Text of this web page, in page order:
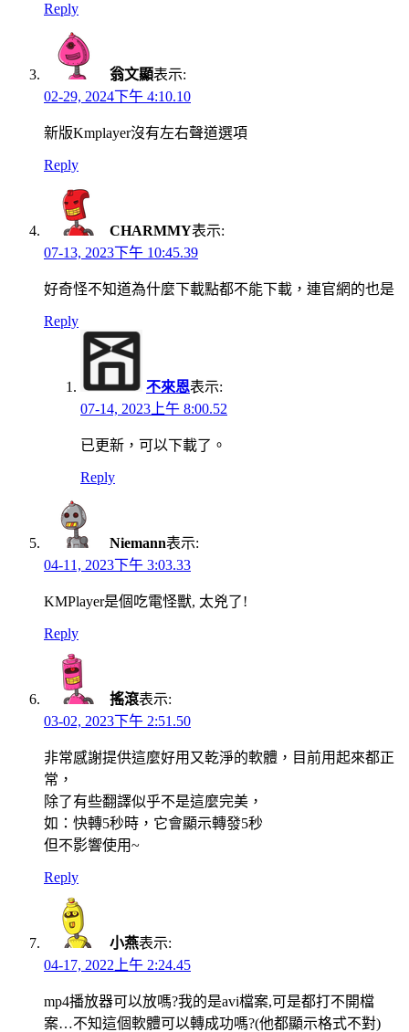
Reply
翁文顯表示:
02-29, 2024下午 4:10.10
新版Kmplayer沒有左右聲道選項
Reply
CHARMMY表示:
07-13, 2023下午 10:45.39
好奇怪不知道為什麼下載點都不能下載，連官網的也是
Reply
不來恩表示:
07-14, 2023上午 8:00.52
已更新，可以下載了。
Reply
Niemann表示:
04-11, 2023下午 3:03.33
KMPlayer是個吃電怪獸, 太兇了!
Reply
搖滾表示:
03-02, 2023下午 2:51.50
非常感謝提供這麼好用又乾淨的軟體，目前用起來都正
常，
除了有些翻譯似乎不是這麼完美，
如：快轉5秒時，它會顯示轉發5秒
但不影響使用~
Reply
小燕表示:
04-17, 2022上午 2:24.45
mp4播放器可以放嗎?我的是avi檔案,可是都打不開檔
案…不知這個軟體可以轉成功嗎?(他都顯示格式不對)